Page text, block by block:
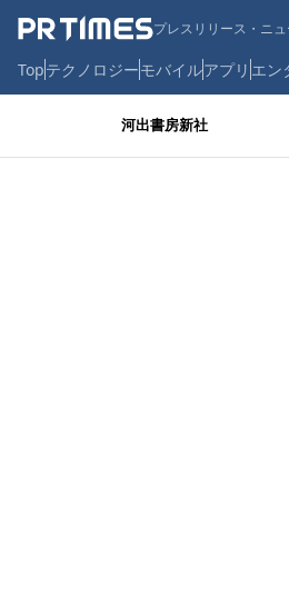
プレスリリース・ニ
Topテクノロジーモバイルアプリ エン
河出書房新社